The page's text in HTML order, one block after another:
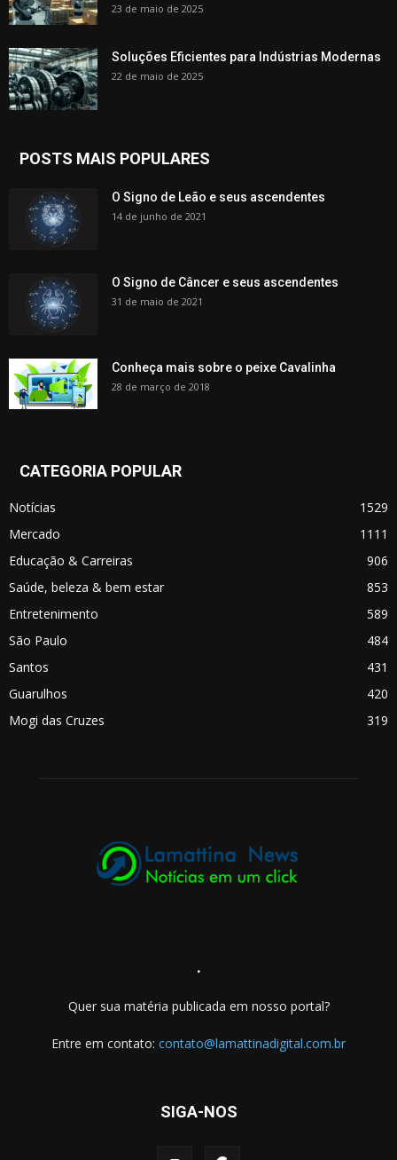
23 de maio de 2025
Soluções Eficientes para Indústrias Modernas
22 de maio de 2025
POSTS MAIS POPULARES
O Signo de Leão e seus ascendentes
14 de junho de 2021
O Signo de Câncer e seus ascendentes
31 de maio de 2021
Conheça mais sobre o peixe Cavalinha
28 de março de 2018
CATEGORIA POPULAR
Notícias
1529
Mercado
1111
Educação & Carreiras
906
Saúde, beleza & bem estar
853
Entretenimento
589
São Paulo
484
Santos
431
Guarulhos
420
Mogi das Cruzes
319
.
Quer sua matéria publicada em nosso portal?
Entre em contato: contato@lamattinadigital.com.br
SIGA-NOS